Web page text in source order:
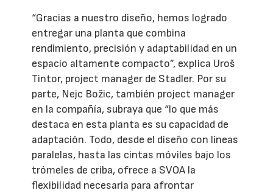
“Gracias a nuestro diseño, hemos logrado
entregar una planta que combina
rendimiento, precisión y adaptabilidad en un
espacio altamente compacto”, explica Uroš
Tintor, project manager de Stadler. Por su
parte, Nejc Božic, también project manager
en la compañía, subraya que “lo que más
destaca en esta planta es su capacidad de
adaptación. Todo, desde el diseño con líneas
paralelas, hasta las cintas móviles bajo los
trómeles de criba, ofrece a SVOA la
flexibilidad necesaria para afrontar